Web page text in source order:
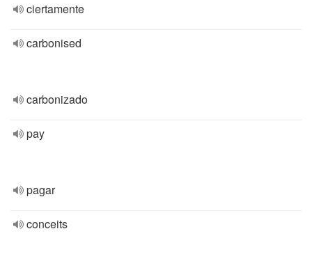
ciertamente
carbonised
carbonizado
pay
pagar
conceits